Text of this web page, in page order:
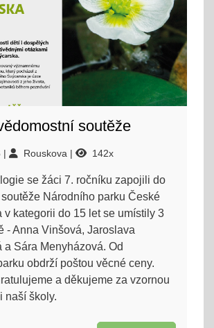
soutěže
Rouskova 142x
se žáci 7. ročníku zapojili do
Národního parku České
v kategorii do 15 let se umístily 3
- Anna Vinšová, Jaroslava
a Sára Menyházová. Od
obdrží poštou věcné ceny.
a děkujeme za vzornou
naší školy.